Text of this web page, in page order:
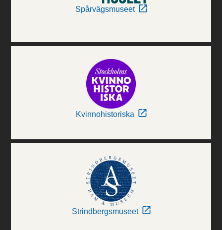
Spårvägsmuseet
Kvinnohistoriska
Strindbergsmuseet